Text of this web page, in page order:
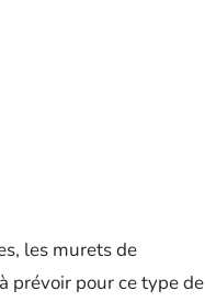
les murets de
prévoir pour ce type de